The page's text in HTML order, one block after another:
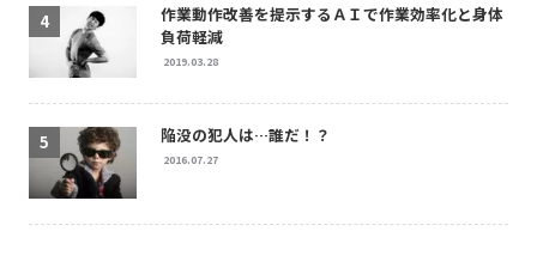
作業動作改善を提示するＡＩで作業効率化と身体
負荷軽減
2019.03.28
陥没の犯人は…誰だ！？
2016.07.27